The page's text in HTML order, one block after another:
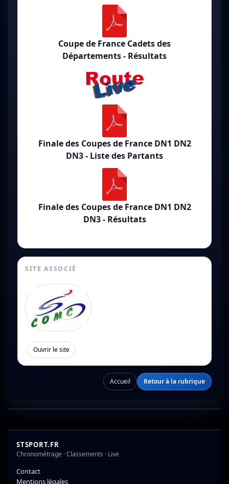
Coupe de France Cadets des
Départements - Résultats
Finale des Coupes de France DN1 DN2
DN3 - Liste des Partants
Finale des Coupes de France DN1 DN2
DN3 - Résultats
SITE ASSOCIÉ
Ouvrir le site
Accueil Retour à la rubrique
STSPORT.FR
Chronométrage · Classements · Live
Contact
Mentions légales